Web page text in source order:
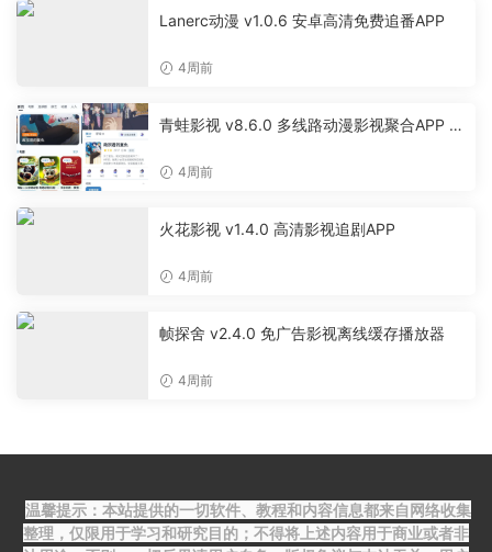
Lanerc动漫 v1.0.6 安卓高清免费追番APP
4周前
青蛙影视 v8.6.0 多线路动漫影视聚合APP 免
4周前
火花影视 v1.4.0 高清影视追剧APP
4周前
帧探舍 v2.4.0 免广告影视离线缓存播放器
4周前
温馨提示：本站提供的一切软件、教程和内容信息都来自网络收集
整理，仅限用于学习和研究目的；不得将上述内容用于商业或者非